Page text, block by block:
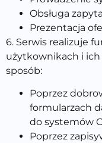
Obsługa
Prezentacja
6. Serwis realizuje
użytkownikach i
sposób:
Poprzez
formularzach
do systemów
Poprzez